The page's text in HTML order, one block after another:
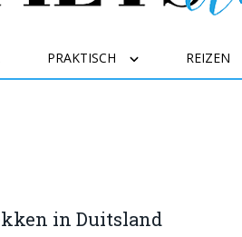
PRAKTISCH REIZEN
in Duitsland